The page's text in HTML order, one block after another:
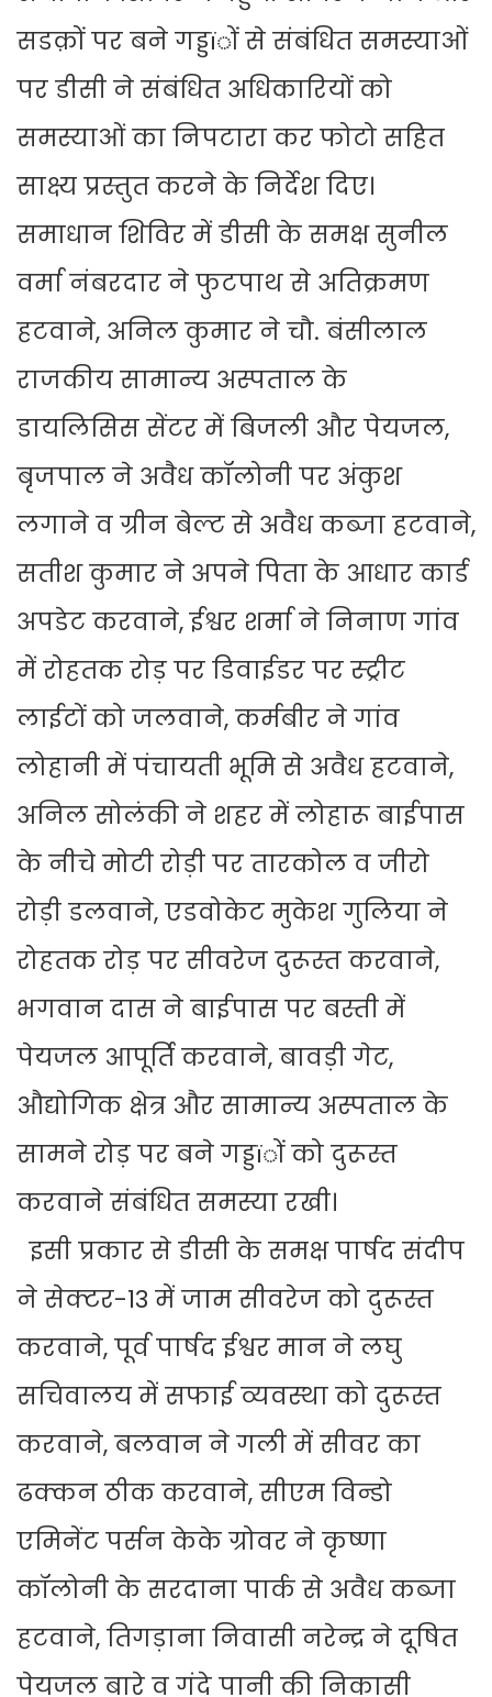
सडक़ों पर बने गड्डïों से संबंधित समस्याओं
पर डीसी ने संबंधित अधिकारियों को
समस्याओं का निपटारा कर फोटो सहित
साक्ष्य प्रस्तुत करने के निर्देश दिए।
समाधान शिविर में डीसी के समक्ष सुनील
वर्मा नंबरदार ने फुटपाथ से अतिक्रमण
हटवाने, अनिल कुमार ने चौ. बंसीलाल
राजकीय सामान्य अस्पताल के
डायलिसिस सेंटर में बिजली और पेयजल,
बृजपाल ने अवैध कॉलोनी पर अंकुश
लगाने व ग्रीन बेल्ट से अवैध कब्जा हटवाने,
सतीश कुमार ने अपने पिता के आधार कार्ड
अपडेट करवाने, ईश्वर शर्मा ने निनाण गांव
में रोहतक रोड़ पर डिवाईडर पर स्ट्रीट
लाईटों को जलवाने, कर्मबीर ने गांव
लोहानी में पंचायती भूमि से अवैध हटवाने,
अनिल सोलंकी ने शहर में लोहारू बाईपास
के नीचे मोटी रोड़ी पर तारकोल व जीरो
रोड़ी डलवाने, एडवोकेट मुकेश गुलिया ने
रोहतक रोड़ पर सीवरेज दुरूस्त करवाने,
भगवान दास ने बाईपास पर बस्ती में
पेयजल आपूर्ति करवाने, बावड़ी गेट,
औद्योगिक क्षेत्र और सामान्य अस्पताल के
सामने रोड़ पर बने गड्डïों को दुरूस्त
करवाने संबंधित समस्या रखी।
इसी प्रकार से डीसी के समक्ष पार्षद संदीप
ने सेक्टर-13 में जाम सीवरेज को दुरूस्त
करवाने, पूर्व पार्षद ईश्वर मान ने लघु
सचिवालय में सफाई व्यवस्था को दुरूस्त
करवाने, बलवान ने गली में सीवर का
ढक्कन ठीक करवाने, सीएम विन्डो
एमिनेंट पर्सन केके ग्रोवर ने कृष्णा
कॉलोनी के सरदाना पार्क से अवैध कब्जा
हटवाने, तिगड़ाना निवासी नरेन्द्र ने दूषित
पेयजल बारे व गंदे पानी की निकासी